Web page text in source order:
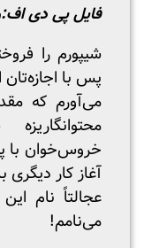
فایل پی دی اف:
شیپورم را
پس با اجازه‌تان
می‌آورم که
خروس‌خوان با
آغاز کار
عجالتاً نام
می‌نامم!